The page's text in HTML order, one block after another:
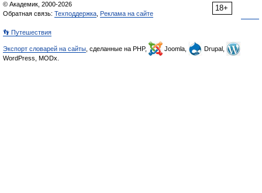
18+
© Академик, 2000-2026
Обратная связь: Техподдержка Реклама на сайте
👣 Путешествия
Экспорт словарей на сайты , сделанные на PHP, Joomla,
Drupal,
WordPress, MODx.